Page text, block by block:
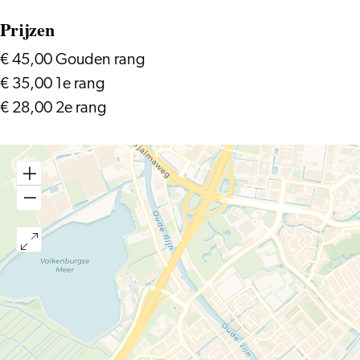
Prijzen
€ 45,00 Gouden rang
€ 35,00 1e rang
€ 28,00 2e rang